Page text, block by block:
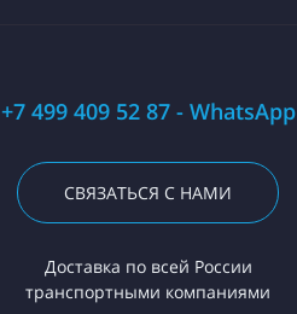
+7 499 409 52 87 - WhatsApp
СВЯЗАТЬСЯ С НАМИ
Доставка по всей России
транспортными компаниями